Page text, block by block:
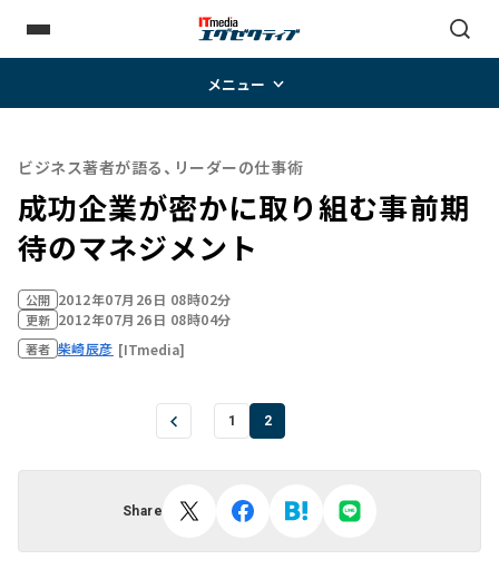
メニュー
ビジネス著者が語る、リーダーの仕事術
成功企業が密かに取り組む事前期
待のマネジメント
公開 2012年07月26日 08時02分
更新 2012年07月26日 08時04分
著者 柴崎辰彦 [ITmedia]
1 2
Share